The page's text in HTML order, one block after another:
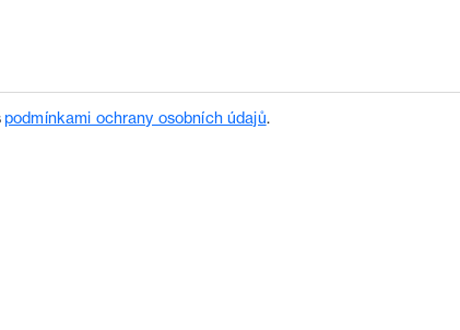
podmínkami ochrany osobních údajů.